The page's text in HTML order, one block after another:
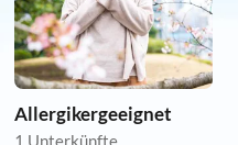
Allergikergeeignet
1 Unterkünfte